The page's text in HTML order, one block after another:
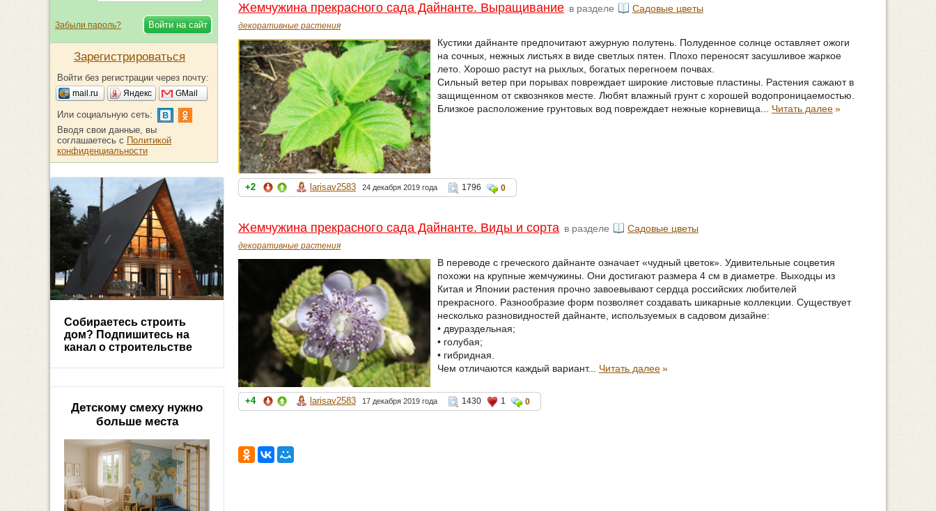
Жемчужина прекрасного сада Дайнанте. Выращивание в разделе Садовые цветы
декоративные растения
Кустики дайнанте предпочитают ажурную полутень. Полуденное солнце оставляет ожоги
на сочных, нежных листьях в виде светлых пятен. Плохо переносят засушливое жаркое
лето. Хорошо растут на рыхлых, богатых перегноем почвах.
Сильный ветер при порывах повреждает широкие листовые пластины. Растения сажают в
защищенном от сквозняков месте. Любят влажный грунт с хорошей водопроницаемостью.
Близкое расположение грунтовых вод повреждает нежные корневища... Читать далее»
+2 larisav2583 24 декабря 2019 года 1796 0
Жемчужина прекрасного сада Дайнанте. Виды и сорта в разделе Садовые цветы
декоративные растения
В переводе с греческого дайнанте означает «чудный цветок». Удивительные соцветия
похожи на крупные жемчужины. Они достигают размера 4 см в диаметре. Выходцы из
Китая и Японии растения прочно завоевывают сердца российских любителей
прекрасного. Разнообразие форм позволяет создавать шикарные коллекции. Существует
несколько разновидностей дайнанте, используемых в садовом дизайне:
• двураздельная;
• голубая;
• гибридная.
Чем отличаются каждый вариант... Читать далее»
+4 larisav2583 17 декабря 2019 года 1430 1 0
Забыли пароль?
Зарегистрироваться
Войти без регистрации через почту:
mail.ru Яндекс GMail
Или социальную сеть:
Вводя свои данные, вы
соглашаетесь с Политикой
конфиденциальности
Собираетесь строить
дом? Подпишитесь на
канал о строительстве
Детскому смеху нужно
больше места